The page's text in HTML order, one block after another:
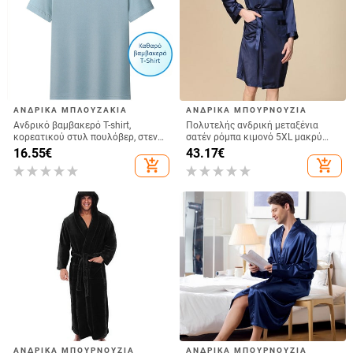
ΑΝΔΡΙΚΆ ΜΠΛΟΥΖΆΚΙΑ
Ανδρικό βαμβακερό T-shirt,
κορεατικού στυλ πουλόβερ, στενή
γραμμή, στρογγυλός λαιμός, κοντά
μανίκια
16.55€
add_shopping_cart
ΑΝΔΡΙΚΆ ΜΠΟΥΡΝΟΎΖΙΑ
Πολυτελής ανδρική μεταξένια
σατέν ρόμπα κιμονό 5XL μακρύ
μανίκι Πυζά μπουρνούζι
Υπερμεγέθη σατέν νυχτικό
Καλοκαιρινά ενδύματα σπιτιού
43.17€
add_shopping_cart
ΑΝΔΡΙΚΆ ΜΠΟΥΡΝΟΎΖΙΑ ΑΝΔΡΙΚΆ ΜΠΟΥΡΝΟΎΖΙΑ